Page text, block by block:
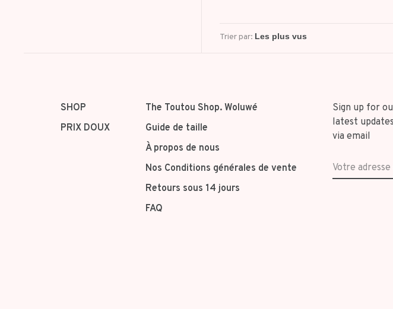
Trier par:
SHOP
PRIX DOUX
The Toutou Shop. Woluwé
Guide de taille
À propos de nous
Nos Conditions générales de vente
Retours sous 14 jours
FAQ
Sign up for
latest
via email